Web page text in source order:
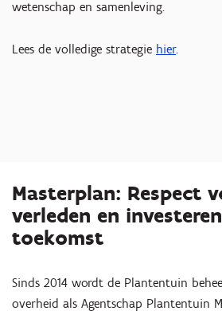
wetenschap en samenleving.
Lees de volledige strategie hier.
Masterplan: Respect
verleden en
toekomst
Sinds 2014 wordt de Plantentuin
overheid als Agentschap Plantentuin